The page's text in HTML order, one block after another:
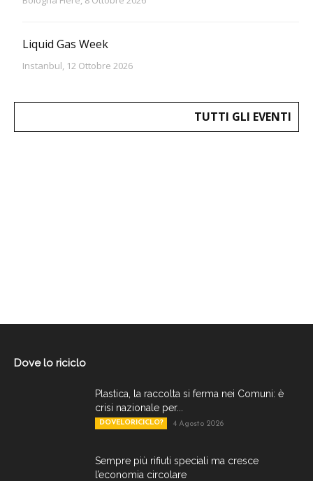
Liquid Gas Week
Instanbul, 12 Ottobre 2026
TUTTI GLI EVENTI
Dove lo riciclo
Plastica, la raccolta si ferma nei Comuni: è
crisi nazionale per...
DOVELORICICLO? 4 Agosto 2026
Sempre più rifiuti speciali ma cresce
l’economia circolare